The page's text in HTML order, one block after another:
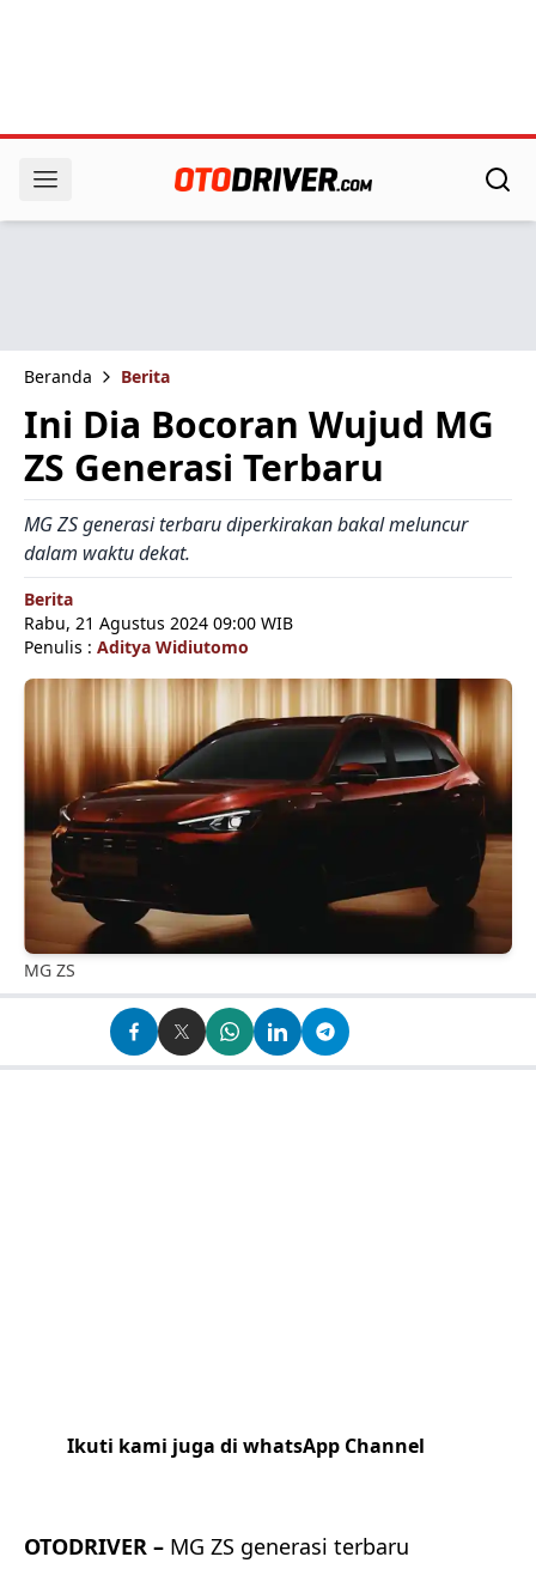
Beranda Berita
Ini Dia Bocoran Wujud MG
ZS Generasi Terbaru
MG ZS generasi terbaru diperkirakan bakal meluncur
dalam waktu dekat.
Berita
Rabu, 21 Agustus 2024 09:00 WIB
Penulis : Aditya Widiutomo
MG ZS
Ikuti kami juga di whatsApp Channel
OTODRIVER – MG ZS generasi terbaru